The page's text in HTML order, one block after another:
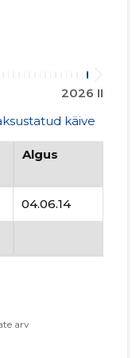
2026 II
käive
Algus
04.06.14